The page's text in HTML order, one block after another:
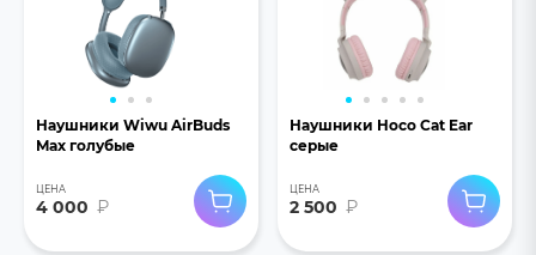
Наушники Wiwu AirBuds
Max голубые
ЦЕНА
4 000 ₽
Наушники Hoco Cat Ear
серые
ЦЕНА
2 500 ₽